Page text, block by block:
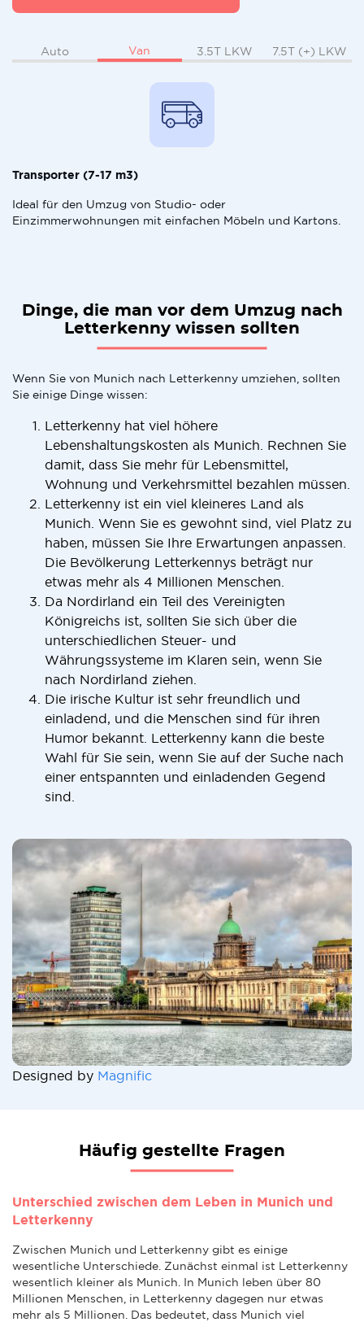
Auto Van 3.5T LKW 7.5T (+) LKW
Transporter (7-17 m3)
Ideal für den Umzug von Studio- oder
Einzimmerwohnungen mit einfachen Möbeln und Kartons.
Dinge, die man vor dem Umzug nach
Letterkenny wissen sollten
Wenn Sie von Munich nach Letterkenny umziehen, sollten
Sie einige Dinge wissen:
Letterkenny hat viel höhere
Lebenshaltungskosten als Munich. Rechnen Sie
damit, dass Sie mehr für Lebensmittel,
Wohnung und Verkehrsmittel bezahlen müssen.
Letterkenny ist ein viel kleineres Land als
Munich. Wenn Sie es gewohnt sind, viel Platz zu
haben, müssen Sie Ihre Erwartungen anpassen.
Die Bevölkerung Letterkennys beträgt nur
etwas mehr als 4 Millionen Menschen.
Da Nordirland ein Teil des Vereinigten
Königreichs ist, sollten Sie sich über die
unterschiedlichen Steuer- und
Währungssysteme im Klaren sein, wenn Sie
nach Nordirland ziehen.
Die irische Kultur ist sehr freundlich und
einladend, und die Menschen sind für ihren
Humor bekannt. Letterkenny kann die beste
Wahl für Sie sein, wenn Sie auf der Suche nach
einer entspannten und einladenden Gegend
sind.
Designed by Magnific
Häufig gestellte Fragen
Unterschied zwischen dem Leben in Munich und
Letterkenny
Zwischen Munich und Letterkenny gibt es einige
wesentliche Unterschiede. Zunächst einmal ist Letterkenny
wesentlich kleiner als Munich. In Munich leben über 80
Millionen Menschen, in Letterkenny dagegen nur etwas
mehr als 5 Millionen. Das bedeutet, dass Munich viel